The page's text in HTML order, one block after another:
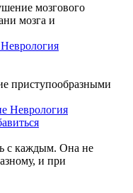
мозгового
мозга и
Неврология
приступо­образными
Неврология
с каждым. Она не
и при